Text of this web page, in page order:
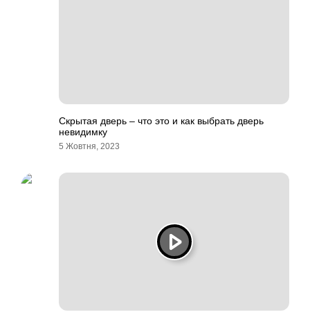
Скрытая дверь – что это и как выбрать дверь
невидимку
5 Жовтня, 2023